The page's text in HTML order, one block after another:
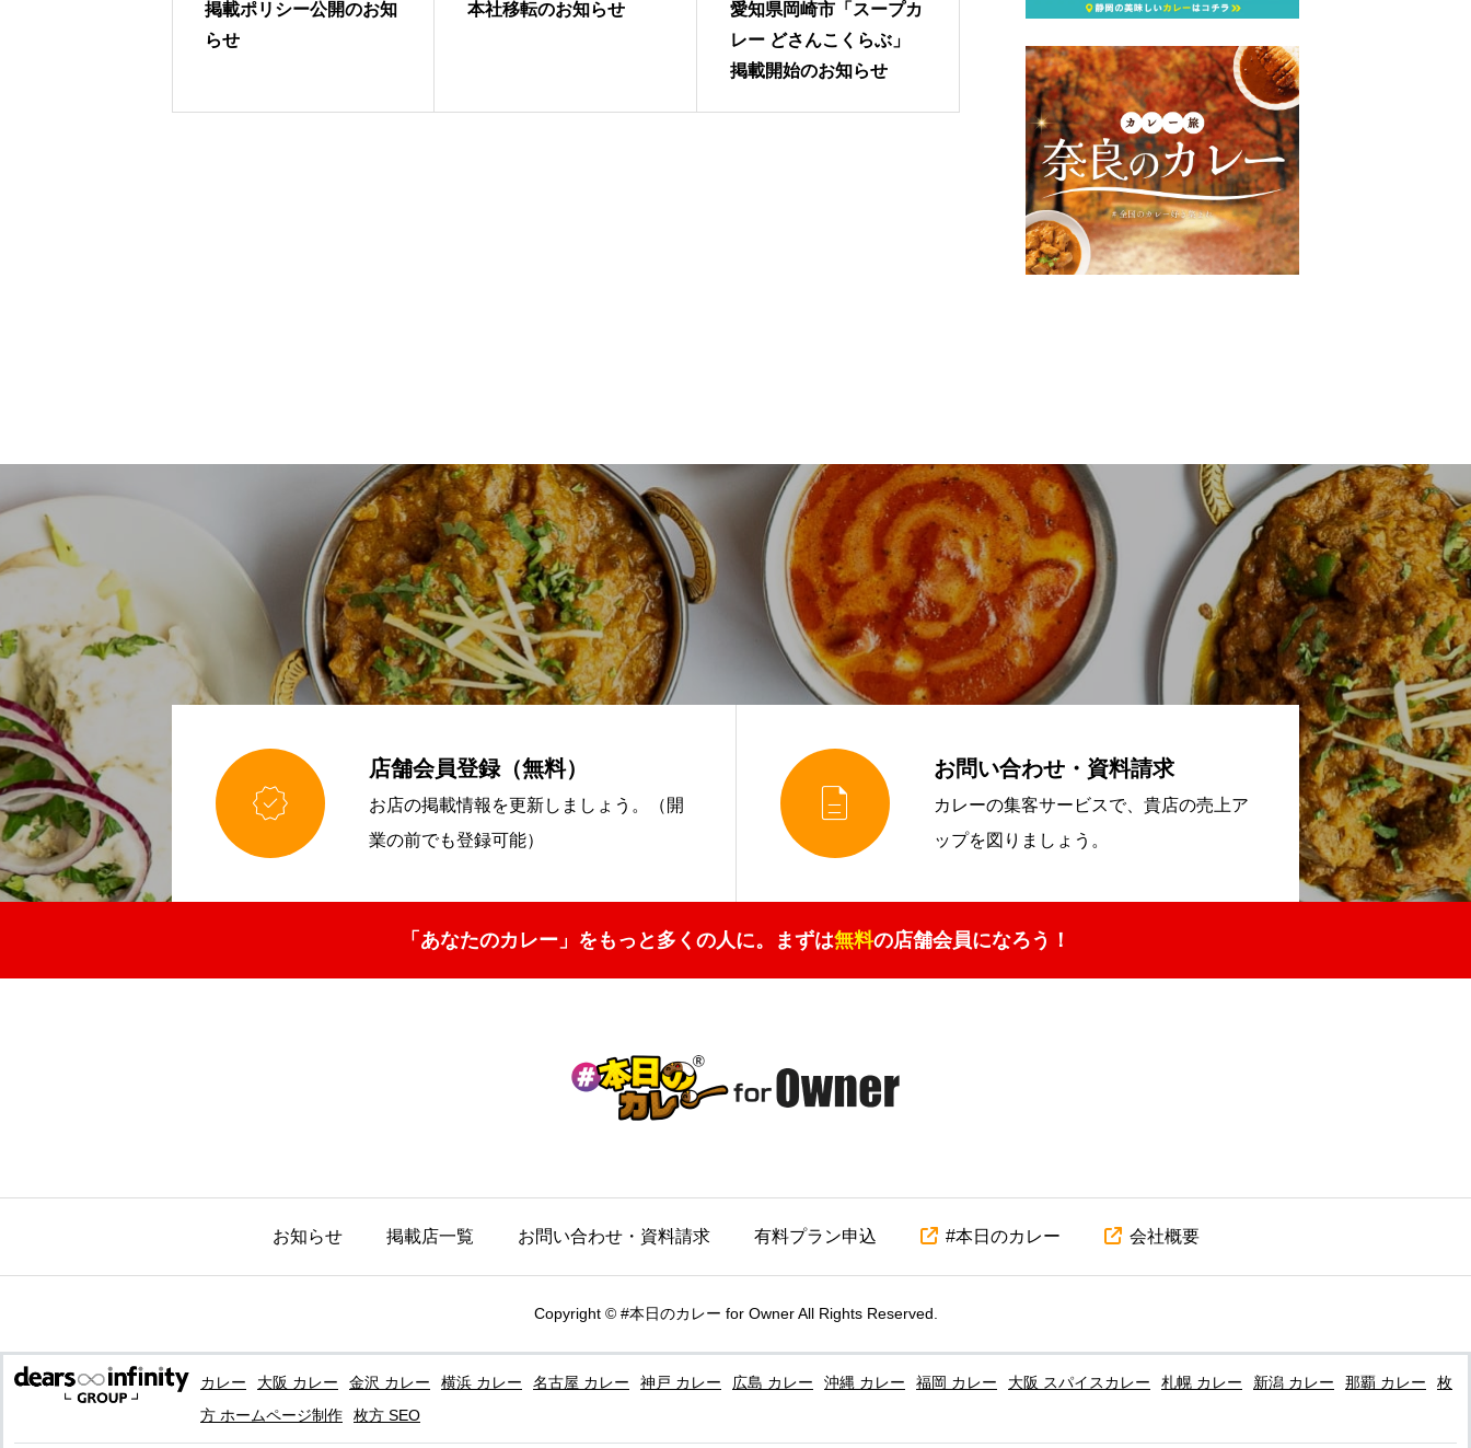
掲載ポリシー公開のお知
らせ
本社移転のお知らせ
愛知県岡崎市「スープカ
レー どさんこくらぶ」
掲載開始のお知らせ

店舗会員登録（無料）
お店の掲載情報を更新しましょう。（開
業の前でも登録可能）

お問い合わせ・資料請求
カレーの集客サービスで、貴店の売上ア
ップを図りましょう。
「あなたのカレー」をもっと多くの人に。 まずは無料の店舗会員になろう！
お知らせ 掲載店一覧 お問い合わせ・資料請求 有料プラン申込 #本日のカレー 会社概要
Copyright © #本日のカレー for Owner All Rights Reserved.
カレー 大阪 カレー 金沢 カレー 横浜 カレー 名古屋 カレー 神戸 カレー 広島 カレー 沖縄 カレー 福岡 カレー 大阪 スパイスカレー 札幌 カレー 新潟 カレー 那覇 カレー
枚
方 ホームページ制作
枚方 SEO